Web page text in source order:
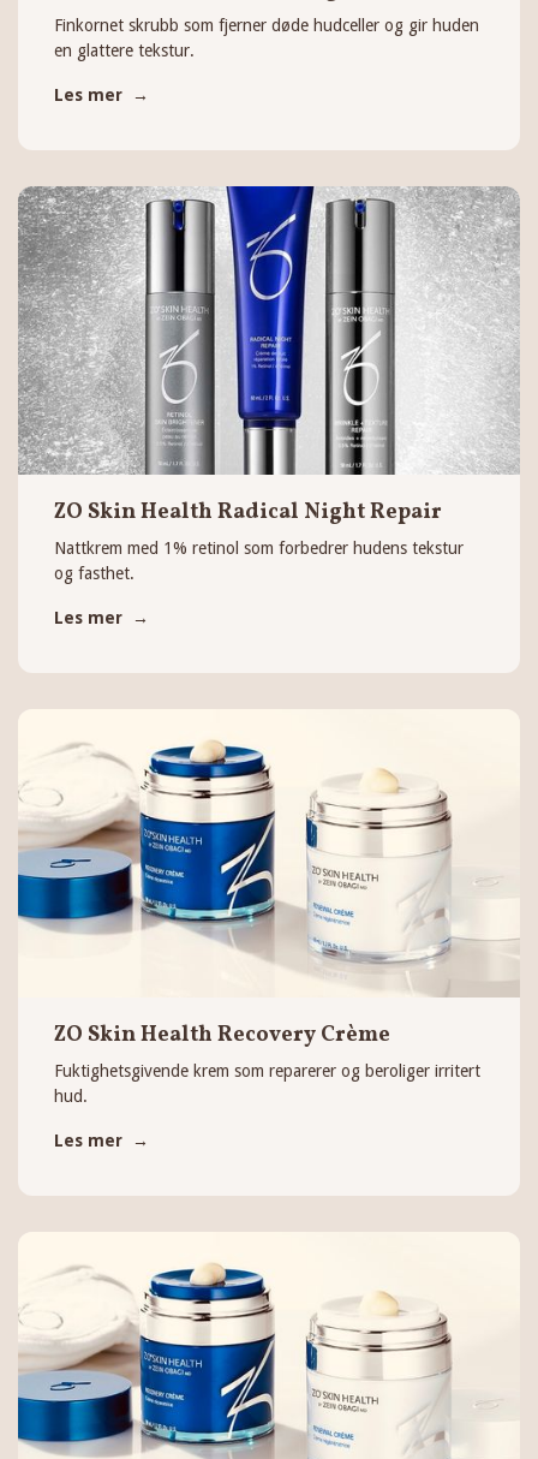
Finkornet skrubb som fjerner døde hudceller og gir huden
en glattere tekstur.
Les mer →
ZO Skin Health Radical Night Repair
Nattkrem med 1% retinol som forbedrer hudens tekstur
og fasthet.
Les mer →
ZO Skin Health Recovery Crème
Fuktighetsgivende krem som reparerer og beroliger irritert
hud.
Les mer →